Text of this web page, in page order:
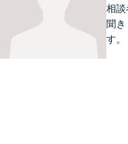
い。
相談
聞
す。